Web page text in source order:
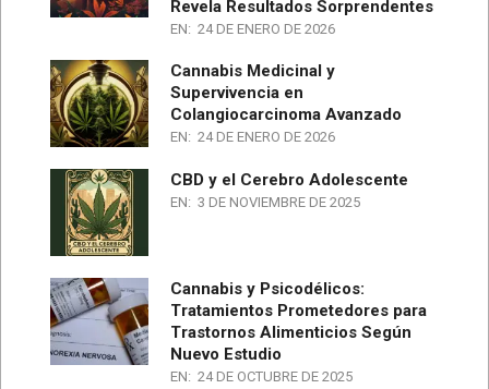
Revela Resultados Sorprendentes
EN: 24 DE ENERO DE 2026
Cannabis Medicinal y
Supervivencia en
Colangiocarcinoma Avanzado
EN: 24 DE ENERO DE 2026
CBD y el Cerebro Adolescente
EN: 3 DE NOVIEMBRE DE 2025
Cannabis y Psicodélicos:
Tratamientos Prometedores para
Trastornos Alimenticios Según
Nuevo Estudio
EN: 24 DE OCTUBRE DE 2025